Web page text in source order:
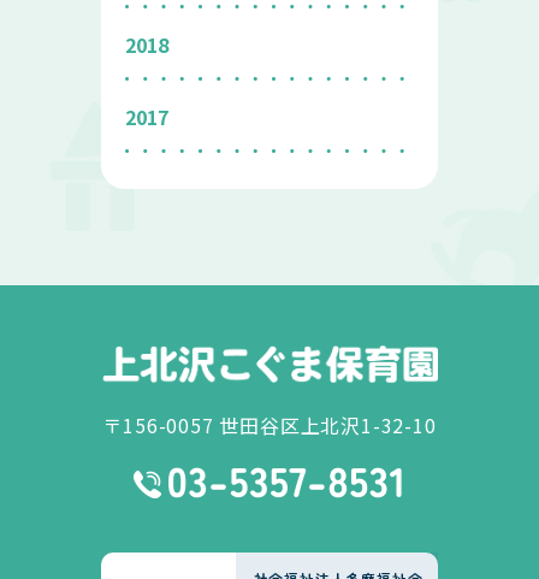
2018
2017
〒156-0057 世田谷区上北沢1-32-10